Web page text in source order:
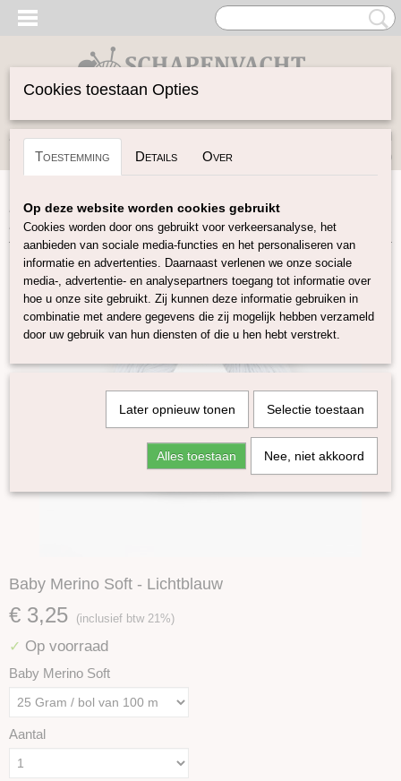
Inloggen Registreren
(0)
Home>Garen>Merken>Pro Lana>Baby Merino Soft
Baby Merino Soft - Lichtblauw
Baby Merino Soft - Lichtblauw
€ 3,25 (inclusief btw 21%)
✓ Op voorraad
Baby Merino Soft
Aantal
Cookies toestaan Opties
Toestemming Details Over
Op deze website worden cookies gebruikt
Cookies worden door ons gebruikt voor verkeersanalyse, het
aanbieden van sociale media-functies en het personaliseren van
informatie en advertenties. Daarnaast verlenen we onze sociale
media-, advertentie- en analysepartners toegang tot informatie over
hoe u onze site gebruikt. Zij kunnen deze informatie gebruiken in
combinatie met andere gegevens die zij mogelijk hebben verzameld
door uw gebruik van hun diensten of die u hen hebt verstrekt.
Later opnieuw tonen Selectie toestaan
Alles toestaan Nee, niet akkoord